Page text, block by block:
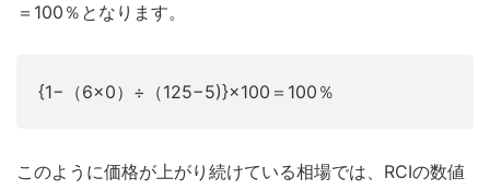
＝100％となります。
{1−（6×0）÷（125−5)}×100＝100％
このように価格が上がり続けている相場では、RCIの数値